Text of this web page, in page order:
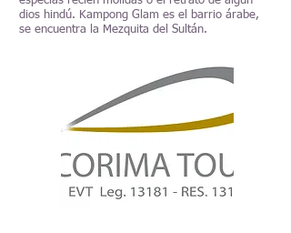
dios hindú. Kampong Glam es el barrio árabe,
se encuentra la Mezquita del Sultán.